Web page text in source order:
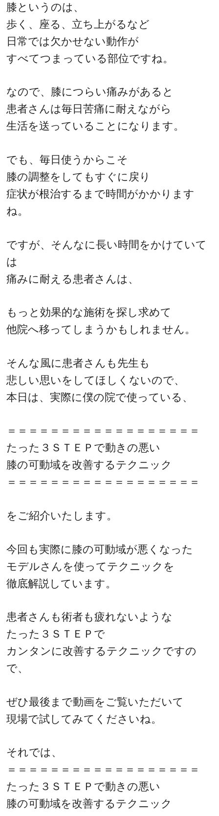
膝というのは、
歩く、座る、立ち上がるなど
日常では欠かせない動作が
すべてつまっている部位ですね。
なので、膝につらい痛みがあると
患者さんは毎日苦痛に耐えながら
生活を送っていることになります。
でも、毎日使うからこそ
膝の調整をしてもすぐに戻り
症状が根治するまで時間がかかります
ね。
ですが、そんなに長い時間をかけていて
は
痛みに耐える患者さんは、
もっと効果的な施術を探し求めて
他院へ移ってしまうかもしれません。
そんな風に患者さんも先生も
悲しい思いをしてほしくないので、
本日は、実際に僕の院で使っている、
＝＝＝＝＝＝＝＝＝＝＝＝＝＝＝＝＝＝
たった３ＳＴＥＰで動きの悪い
膝の可動域を改善するテクニック
＝＝＝＝＝＝＝＝＝＝＝＝＝＝＝＝＝＝
をご紹介いたします。
今回も実際に膝の可動域が悪くなった
モデルさんを使ってテクニックを
徹底解説しています。
患者さんも術者も疲れないような
たった３ＳＴＥＰで
カンタンに改善するテクニックですの
で、
ぜひ最後まで動画をご覧いただいて
現場で試してみてくださいね。
それでは、
＝＝＝＝＝＝＝＝＝＝＝＝＝＝＝＝＝＝
たった３ＳＴＥＰで動きの悪い
膝の可動域を改善するテクニック